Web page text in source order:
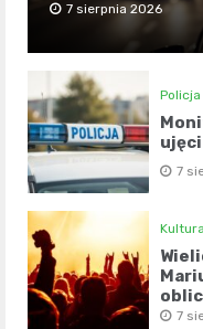
7 sierpnia 2026
Policja
7
Kultura
7